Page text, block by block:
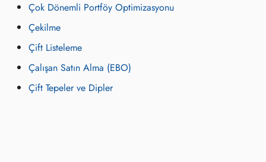
Çok Dönemli Portföy Optimizasyonu
Çekilme
Çift Listeleme
Çalışan Satın Alma (EBO)
Çift Tepeler ve Dipler